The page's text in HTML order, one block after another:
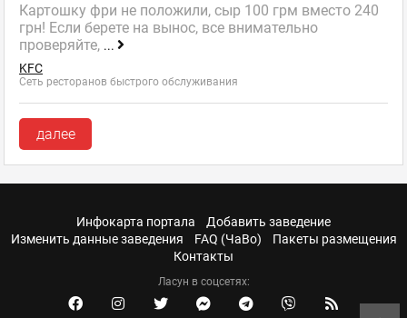
Картошку фри не положили, сыр 100 грм вместо 240
грн! Если берете на вынос, все внимательно
проверяйте, ...
KFC
Сеть ресторанов быстрого обслуживания
далее
Инфокарта портала
Добавить заведение
Изменить данные заведения
FAQ (ЧаВо)
Пакеты размещения
Контакты
Ласун в соцсетях: